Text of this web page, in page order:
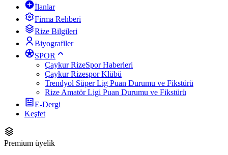
İlanlar
Firma Rehberi
Rize Bilgileri
Biyografiler
SPOR
Çaykur RizeSpor Haberleri
Çaykur Rizespor Klübü
Trendyol Süper Lig Puan Durumu ve Fikstürü
Rize Amatör Ligi Puan Durumu ve Fikstürü
E-Dergi
Keşfet
Premium üyelik